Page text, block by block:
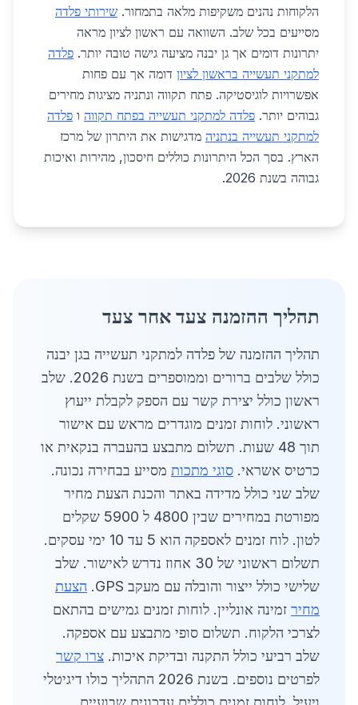
הלקוחות נהנים משקיפות מלאה בתמחור. שירותי פלדה
מסייעים בכל שלב. השוואה עם ראשון לציון מראה
יתרונות דומים אך גן יבנה מציעה גישה טובה יותר. פלדה
למתקני תעשייה בראשון לציון דומה אך עם פחות
אפשרויות לוגיסטיקה. פתח תקווה ונתניה מציגות מחירים
גבוהים יותר. פלדה למתקני תעשייה בפתח תקווה ו פלדה
למתקני תעשייה בנתניה מדגישות את היתרון של מרכז
הארץ. בסך הכל היתרונות כוללים חיסכון, מהירות ואיכות
גבוהה בשנת 2026.
תהליך ההזמנה צעד אחר צעד
תהליך ההזמנה של פלדה למתקני תעשייה בגן יבנה
כולל שלבים ברורים וממוספרים בשנת 2026. שלב
ראשון כולל יצירת קשר עם הספק לקבלת ייעוץ
ראשוני. לוחות זמנים מוגדרים מראש עם אישור
תוך 48 שעות. תשלום מתבצע בהעברה בנקאית או
כרטיס אשראי. סוגי מתכות מסייע בבחירה נכונה.
שלב שני כולל מדידה באתר והכנת הצעת מחיר
מפורטת במחירים שבין 4800 ל 5900 שקלים
לטון. לוח זמנים לאספקה הוא 5 עד 10 ימי עסקים.
תשלום ראשוני של 30 אחוז נדרש לאישור. שלב
שלישי כולל ייצור והובלה עם מעקב GPS.
הצעת
מחיר זמינה אונליין. לוחות זמנים גמישים בהתאם
לצרכי הלקוח. תשלום סופי מתבצע עם אספקה.
שלב רביעי כולל התקנה ובדיקת איכות. צרו קשר
לפרטים נוספים. בשנת 2026 התהליך כולו דיגיטלי